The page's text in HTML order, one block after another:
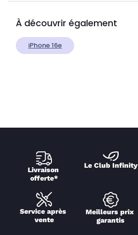
À découvrir également
iPhone 16e
Livraison
offerte*
Le Club Infinity
Service après
vente
Meilleurs prix
garantis